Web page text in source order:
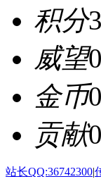
积分
威望0
金币0
贡献0
站长QQ:36742300|